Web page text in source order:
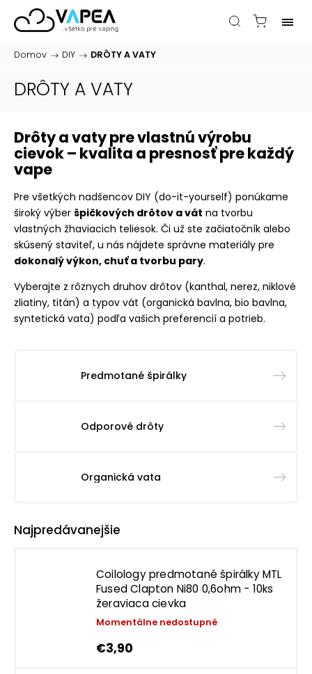
Domov / DIY / DRÔTY A VATY
DRÔTY A VATY
Drôty a vaty pre vlastnú výrobu
cievok – kvalita a presnosť pre každý
vape
Pre všetkých nadšencov DIY (do-it-yourself) ponúkame
široký výber špičkových drôtov a vát na tvorbu
vlastných žhaviacich teliesok. Či už ste začiatočník alebo
skúsený staviteľ, u nás nájdete správne materiály pre
dokonalý výkon, chuť a tvorbu pary.
Vyberajte z rôznych druhov drôtov (kanthal, nerez, niklové
zliatiny, titán) a typov vát (organická bavlna, bio bavlna,
syntetická vata) podľa vašich preferencií a potrieb.
Predmotané špirálky
Odporové drôty
Organická vata
Najpredávanejšie
Coilology predmotané špirálky MTL
Fused Clapton Ni80 0,6ohm - 10ks
žeraviaca cievka
Momentálne nedostupné
€3,90